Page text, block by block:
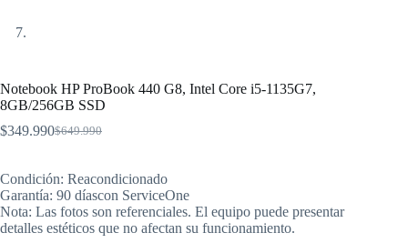
Notebook HP ProBook 440 G8, Intel Core i5-1135G7,
8GB/256GB SSD
$649.990
El
original
era:
$649.990.
$349.990El
actual
es:
$349.990.
Condición: Reacondicionado
Garantía: 90 díascon ServiceOne
Nota: Las fotos son referenciales. El equipo puede presentar
detalles estéticos que no afectan su funcionamiento.